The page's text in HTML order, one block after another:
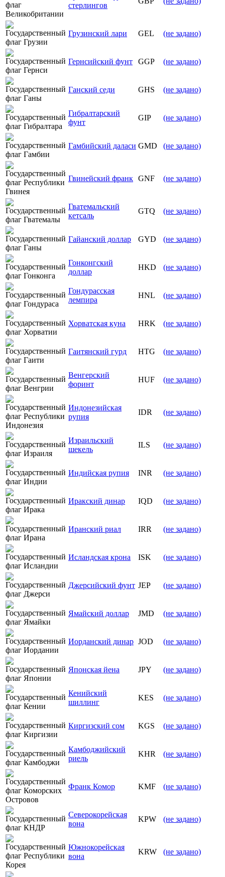
стерлингов
Грузинский лари GEL (не задано)
Гернсийский фунт GGP (не задано)
Ганский седи GHS (не задано)
Гибралтарский
фунт
GIP (не задано)
Гамбийский даласи GMD (не задано)
Гвинейский франк GNF (не задано)
Гватемальский
кетсаль
GTQ (не задано)
Гайанский доллар GYD (не задано)
Гонконгский
доллар
HKD (не задано)
Гондурасская
лемпира
HNL (не задано)
Хорватская куна HRK (не задано)
Гаитянский гурд HTG (не задано)
Венгерский
форинт
HUF (не задано)
Индонезийская
рупия
IDR (не задано)
Израильский
шекель
ILS (не задано)
Индийская рупия INR (не задано)
Иракский динар IQD (не задано)
Иранский риал IRR (не задано)
Исландская крона ISK (не задано)
Джерсийский фунт JEP (не задано)
Ямайский доллар JMD (не задано)
Иорданский динар JOD (не задано)
Японская йена JPY (не задано)
Кенийский
шиллинг
KES (не задано)
Киргизский сом KGS (не задано)
Камбоджийский
риель
KHR (не задано)
Франк Комор KMF (не задано)
Северокорейская
вона
KPW (не задано)
Южнокорейская
вона
KRW (не задано)